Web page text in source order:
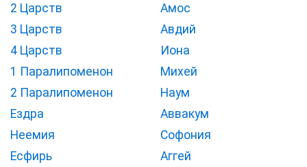
2 Царств
3 Царств
4 Царств
1 Паралипоменон
2 Паралипоменон
Ездра
Неемия
Есфирь
Амос
Авдий
Иона
Михей
Наум
Аввакум
Софония
Аггей